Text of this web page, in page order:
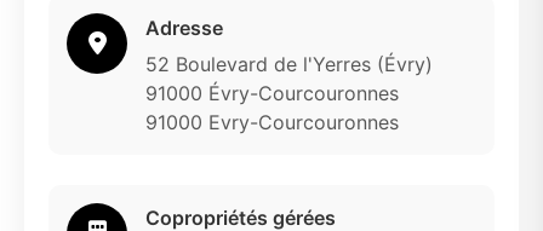
Adresse
52 Boulevard de l'Yerres (Évry)
91000 Évry-Courcouronnes
91000 Evry-Courcouronnes
Copropriétés gérées